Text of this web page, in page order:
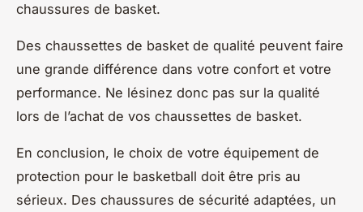
chaussures de basket.
Des chaussettes de basket de qualité peuvent faire
une grande différence dans votre confort et votre
performance. Ne lésinez donc pas sur la qualité
lors de l’achat de vos chaussettes de basket.
En conclusion, le choix de votre équipement de
protection pour le basketball doit être pris au
sérieux. Des chaussures de sécurité adaptées, un